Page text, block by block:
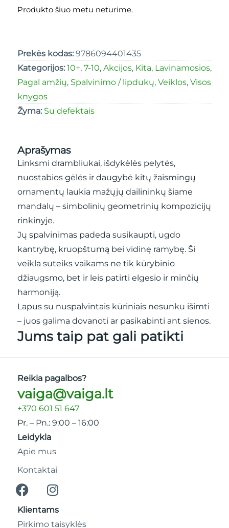
Produkto šiuo metu neturime.
Prekės kodas: 9786094401435
Kategorijos: 10+, 7-10, Akcijos, Kita, Lavinamosios,
Pagal amžių, Spalvinimo / lipdukų, Veiklos, Visos
knygos
Žyma: Su defektais
Aprašymas
Linksmi drambliukai, išdykėlės pelytės,
nuostabios gėlės ir daugybė kitų žaismingų
ornamentų laukia mažųjų dailininkų šiame
mandalų – simbolinių geometrinių kompozicijų
rinkinyje.
Jų spalvinimas padeda susikaupti, ugdo
kantrybę, kruopštumą bei vidinę ramybę. Ši
veikla suteiks vaikams ne tik kūrybinio
džiaugsmo, bet ir leis patirti elgesio ir minčių
harmoniją.
Lapus su nuspalvintais kūriniais nesunku išimti
– juos galima dovanoti ar pasikabinti ant sienos.
Jums taip pat gali patikti
Reikia pagalbos?
vaiga@vaiga.lt
+370 601 51 647
Pr. – Pn.: 9:00 – 16:00
Leidykla
Apie mus
Kontaktai
Klientams
Pirkimo taisyklės